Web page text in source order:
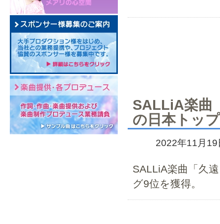
SALLiA楽曲
の日本トッ
2022年11月
SALLiA楽曲「久
グ9位を獲得。